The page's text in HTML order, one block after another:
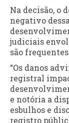
Na decisão, o
negativo
judiciais
são
“Os danos
registral
e notória a
esbulhos e
registro